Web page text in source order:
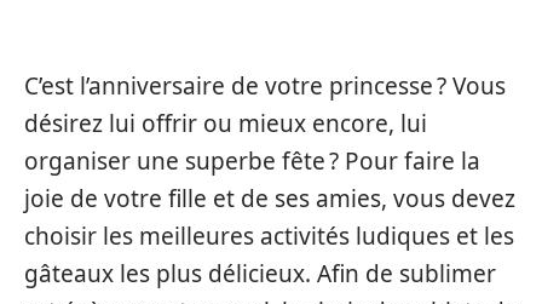
C’est l’anniversaire de votre princesse ? Vous
désirez lui offrir ou mieux encore, lui
organiser une superbe fête ? Pour faire la
joie de votre fille et de ses amies, vous devez
choisir les meilleures activités ludiques et les
gâteaux les plus délicieux. Afin de sublimer